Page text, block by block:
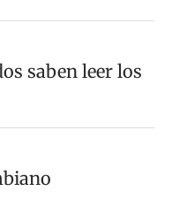
saben leer los